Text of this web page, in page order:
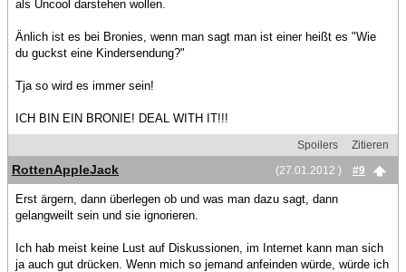
als Uncool darstehen wollen.
Änlich ist es bei Bronies, wenn man sagt man ist einer heißt es "Wie
du guckst eine Kindersendung?"
Tja so wird es immer sein!
ICH BIN EIN BRONIE! DEAL WITH IT!!!
Spoilers
Zitieren
(27.01.2012 )
#9
RottenAppleJack
Erst ärgern, dann überlegen ob und was man dazu sagt, dann
gelangweilt sein und sie ignorieren.
Ich hab meist keine Lust auf Diskussionen, im Internet kann man sich
ja auch gut drücken. Wenn mich so jemand anfeinden würde, würde ich